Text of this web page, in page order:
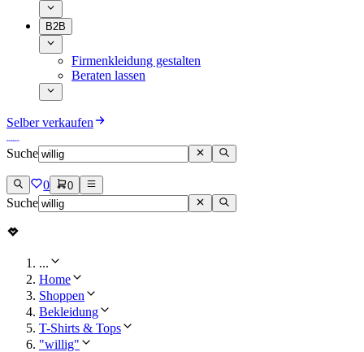
B2B
Firmenkleidung gestalten
Beraten lassen
Selber verkaufen
Suche
0 0
Suche
...
Home
Shoppen
Bekleidung
T-Shirts & Tops
"willig"